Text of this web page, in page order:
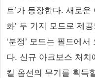
트’가 등장한다. 새로운
화’ 두 가지 모드로 제
‘분쟁’ 모드는 필드에
다. 신규 아크보스 처
킬 옵션의 무기를 획득